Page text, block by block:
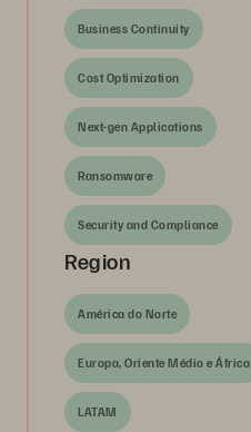
Business Continuity
Cost Optimization
Next-gen Applications
Ransomware
Security and Compliance
Region
América do Norte
Europa, Oriente Médio e África
LATAM